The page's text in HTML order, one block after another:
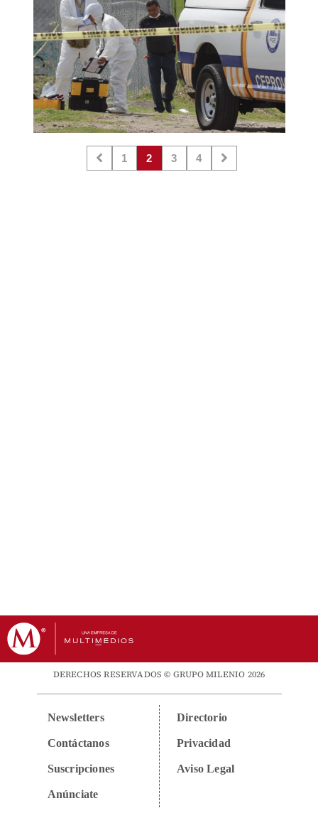
1 2 3 4
DERECHOS RESERVADOS © GRUPO MILENIO 2026
Newsletters
Contáctanos
Suscripciones
Anúnciate
Directorio
Privacidad
Aviso Legal